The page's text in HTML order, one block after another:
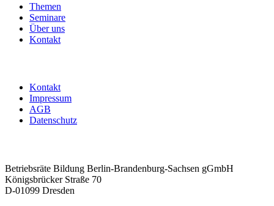
Themen
Seminare
Über uns
Kontakt
Kontakt
Impressum
AGB
Datenschutz
Betriebsräte Bildung Berlin-Brandenburg-Sachsen gGmbH
Königsbrücker Straße 70
D-01099 Dresden